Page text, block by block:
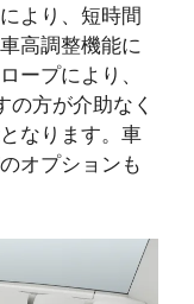
より、短時間
高調整機能に
ープにより、
方が介助なく
なります。車
オプションも